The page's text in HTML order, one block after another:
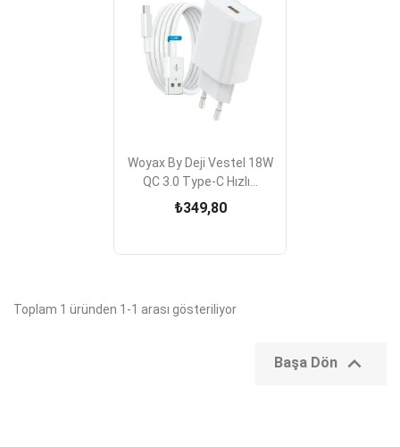
Woyax By Deji Vestel 18W
QC 3.0 Type-C Hızlı...
₺349,80
Toplam 1 üründen 1-1 arası gösteriliyor
Başa Dön 